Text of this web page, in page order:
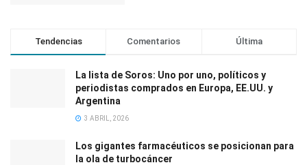
Tendencias Comentarios Última
La lista de Soros: Uno por uno, políticos y
periodistas comprados en Europa, EE.UU. y
Argentina
3 ABRIL, 2026
Los gigantes farmacéuticos se posicionan para
la ola de turbocáncer